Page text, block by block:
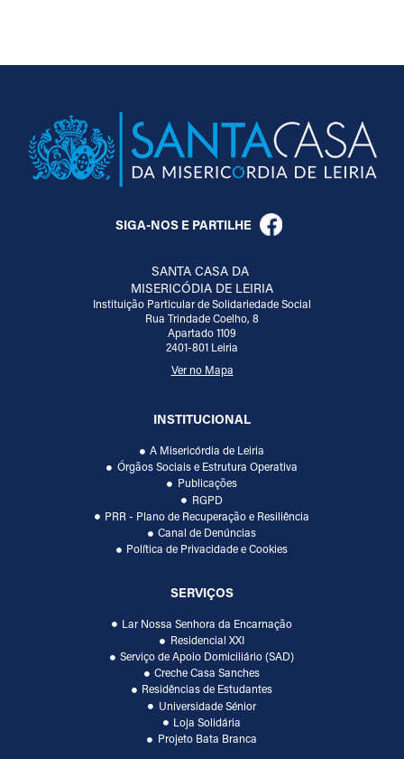
SIGA-NOS E PARTILHE
SANTA CASA DA
MISERICÓDIA DE LEIRIA
Instituição Particular de Solidariedade Social
Rua Trindade Coelho, 8
Apartado 1109
2401-801 Leiria
Ver no Mapa
INSTITUCIONAL
A Misericórdia de Leiria
Órgãos Sociais e Estrutura Operativa
Publicações
RGPD
PRR - Plano de Recuperação e Resiliência
Canal de Denúncias
Política de Privacidade e Cookies
SERVIÇOS
Lar Nossa Senhora da Encarnação
Residencial XXI
Serviço de Apoio Domiciliário (SAD)
Creche Casa Sanches
Residências de Estudantes
Universidade Sénior
Loja Solidária
Projeto Bata Branca